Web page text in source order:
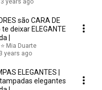
são CARA DE
te deixar ELEGANTE
|
Mia Duarte
3 years ago
ELEGANTES |
elegantes